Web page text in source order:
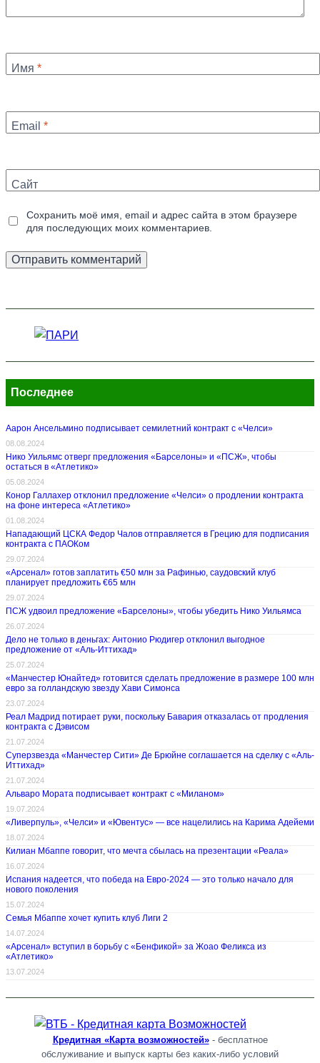
Имя *
Email *
Сайт
Сохранить моё имя, email и адрес сайта в этом браузере
для последующих моих комментариев.
Последнее
Аарон Ансельмино подписывает семилетний контракт с «Челси»
08.08.2024
Нико Уильямс отверг предложения «Барселоны» и «ПСЖ», чтобы
остаться в «Атлетико»
05.08.2024
Конор Галлахер отклонил предложение «Челси» о продлении контракта
на фоне интереса «Атлетико»
01.08.2024
Нападающий ЦСКА Федор Чалов отправляется в Грецию для подписания
контракта с ПАОКом
29.07.2024
«Арсенал» готов заплатить €50 млн за Рафинью, саудовский клуб
планирует предложить €65 млн
29.07.2024
ПСЖ удвоил предложение «Барселоны», чтобы убедить Нико Уильямса
26.07.2024
Дело не только в деньгах: Антонио Рюдигер отклонил выгодное
предложение от «Аль-Иттихад»
25.07.2024
«Манчестер Юнайтед» готовится сделать предложение в размере 100 млн
евро за голландскую звезду Хави Симонса
23.07.2024
Реал Мадрид потирает руки, поскольку Бавария отказалась от продления
контракта с Дэвисом
21.07.2024
Суперзвезда «Манчестер Сити» Де Брюйне соглашается на сделку с «Аль-
Иттихад»
21.07.2024
Альваро Мората подписывает контракт с «Миланом»
19.07.2024
«Ливерпуль», «Челси» и «Ювентус» — все нацелились на Карима Адейеми
18.07.2024
Килиан Мбаппе говорит, что мечта сбылась на презентации «Реала»
16.07.2024
Испания надеется, что победа на Евро-2024 — это только начало для
нового поколения
15.07.2024
Семья Мбаппе хочет купить клуб Лиги 2
14.07.2024
«Арсенал» вступил в борьбу с «Бенфикой» за Жоао Феликса из
«Атлетико»
13.07.2024
Кредитная «Карта возможностей»- бесплатное
обслуживание и выпуск карты без каких-либо условий